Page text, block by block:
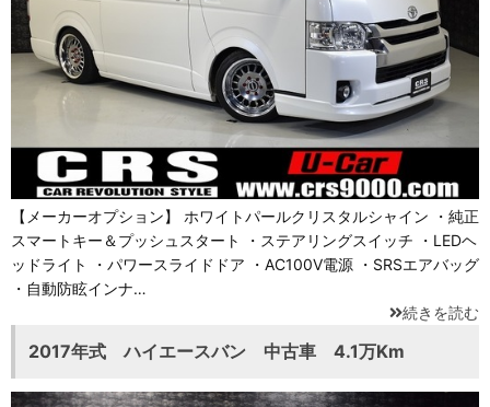
【メーカーオプション】 ホワイトパールクリスタルシャイン ・純正
スマートキー＆プッシュスタート ・ステアリングスイッチ ・LEDヘ
ッドライト ・パワースライドドア ・AC100V電源 ・SRSエアバッグ
・自動防眩インナ…
続きを読む
2017年式 ハイエースバン 中古車 4.1万Km